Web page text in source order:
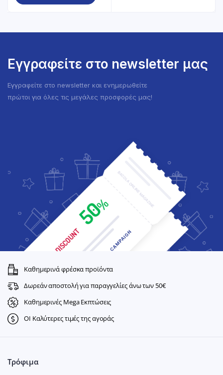
Εγγραφείτε στο newsletter μας
Εγγραφείτε στο newsletter και ενημερωθείτε
πρώτοι για όλες τις μεγάλες προσφορές μας!
Καθημερινά φρέσκα προϊόντα
Δωρεάν αποστολή για παραγγελίες άνω των 50€
Καθημερινές Mega Εκπτώσεις
ΟΙ Καλύτερες τιμές της αγοράς
Τρόφιμα